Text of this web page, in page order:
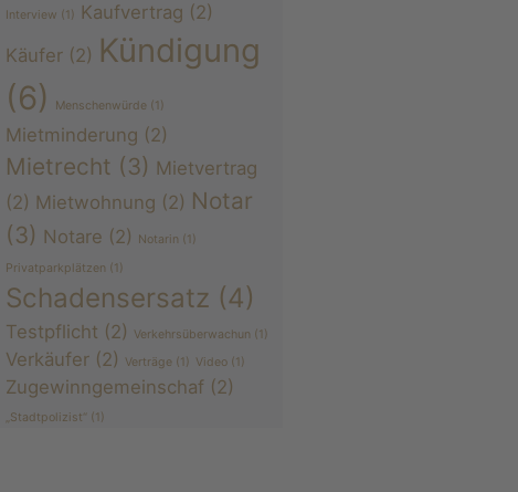
Interview (1) Kaufvertrag (2)
Käufer (2) Kündigung
(6)
Menschenwürde (1)
Mietminderung (2)
Mietrecht (3) Mietvertrag
(2) Mietwohnung (2) Notar
(3) Notare (2) Notarin (1)
Privatparkplätzen (1)
Schadensersatz (4)
Testpflicht (2) Verkehrsüberwachun (1)
Verkäufer (2) Verträge (1) Video (1)
Zugewinngemeinschaf (2)
„Stadtpolizist“ (1)